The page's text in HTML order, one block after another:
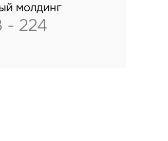
молдинг
- 224